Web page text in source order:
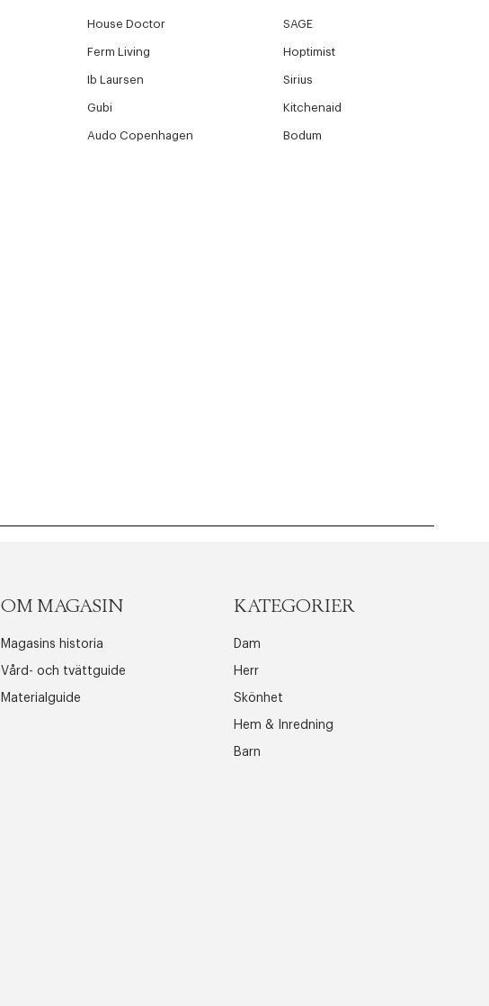
House Doctor SAGE
Ferm Living Hoptimist
Ib Laursen Sirius
Gubi Kitchenaid
Audo Copenhagen Bodum
OM MAGASIN
Magasins historia
Vård- och tvättguide
Materialguide
KATEGORIER
Dam
Herr
Skönhet
Hem & Inredning
Barn